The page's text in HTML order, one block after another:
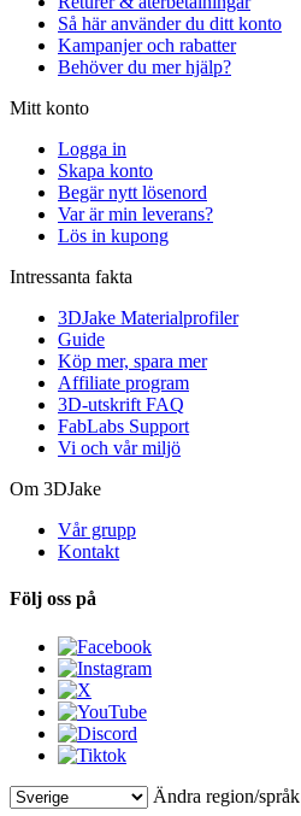
Så här använder du ditt konto
Kampanjer och rabatter
Behöver du mer hjälp?
Mitt konto
Logga in
Skapa konto
Begär nytt lösenord
Var är min leverans?
Lös in kupong
Intressanta fakta
3DJake Materialprofiler
Guide
Köp mer, spara mer
Affiliate program
3D-utskrift FAQ
FabLabs Support
Vi och vår miljö
Om 3DJake
Vår grupp
Kontakt
Följ oss på
Ändra region/språk